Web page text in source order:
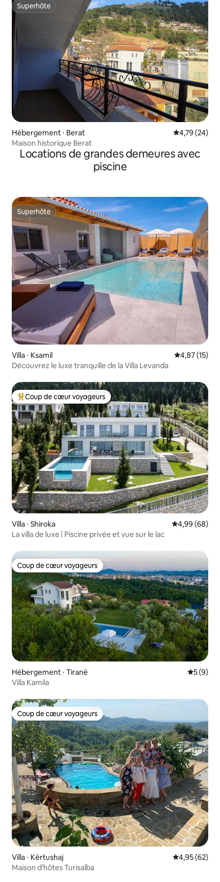
Superhôte
Superhôte
Hébergement ⋅ Berat Évaluation
4,79 (24)
Maison historique Berat
Locations de grandes demeures avec
piscine
Superhôte
Superhôte
Villa ⋅ Ksamil Évaluation
4,87 (15)
Découvrez le luxe tranquille de la Villa Levanda
Coups de cœur voyageurs les plus appréciés
Coup de cœur voyageurs
Villa ⋅ Shiroka Évaluation
4,99 (68)
La villa de luxe | Piscine privée et vue sur le lac
Coup de cœur voyageurs
Coup de cœur voyageurs
Hébergement ⋅ Tiranë
5 (9)
Villa Kamila
Coup de cœur voyageurs
Coup de cœur voyageurs
Villa ⋅ Kërtushaj Évaluation
4,95 (62)
Maison d'hôtes Turisalba